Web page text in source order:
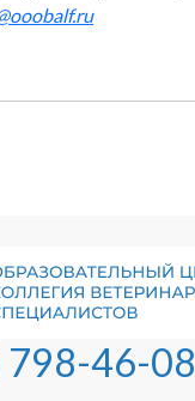
798-46-08